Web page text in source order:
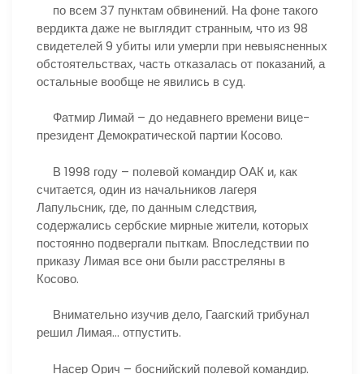
по всем 37 пунктам обвинений. На фоне такого
вердикта даже не выглядит странным, что из 98
свидетелей 9 убиты или умерли при невыясненных
обстоятельствах, часть отказалась от показаний, а
остальные вообще не явились в суд.
Фатмир Лимай – до недавнего времени вице-
президент Демократической партии Косово.
В 1998 году – полевой командир ОАК и, как
считается, один из начальников лагеря
Лапульсник, где, по данным следствия,
содержались сербские мирные жители, которых
постоянно подвергали пыткам. Впоследствии по
приказу Лимая все они были расстреляны в
Косово.
Внимательно изучив дело, Гаагский трибунал
решил Лимая… отпустить.
Насер Орич – боснийский полевой командир.